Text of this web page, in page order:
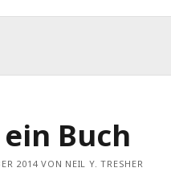
Buch
2014 VON NEIL Y. TRESHER